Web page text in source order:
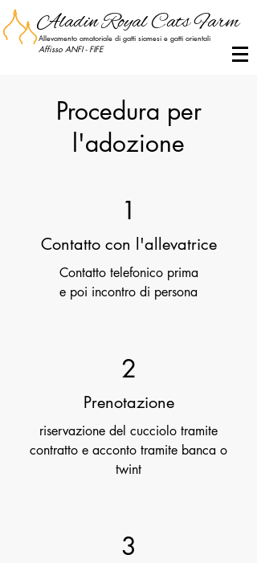
Aladin Royal Cats Farm
Allevamento amatoriale di gatti siamesi e gatti orientali
Affisso ANFI - FIFE
Procedura per
l'adozione
1
Contatto con l'allevatrice
Contatto telefonico prima
e poi incontro di persona
2
Prenotazione
riservazione del cucciolo tramite
contratto e acconto tramite banca o
twint
3